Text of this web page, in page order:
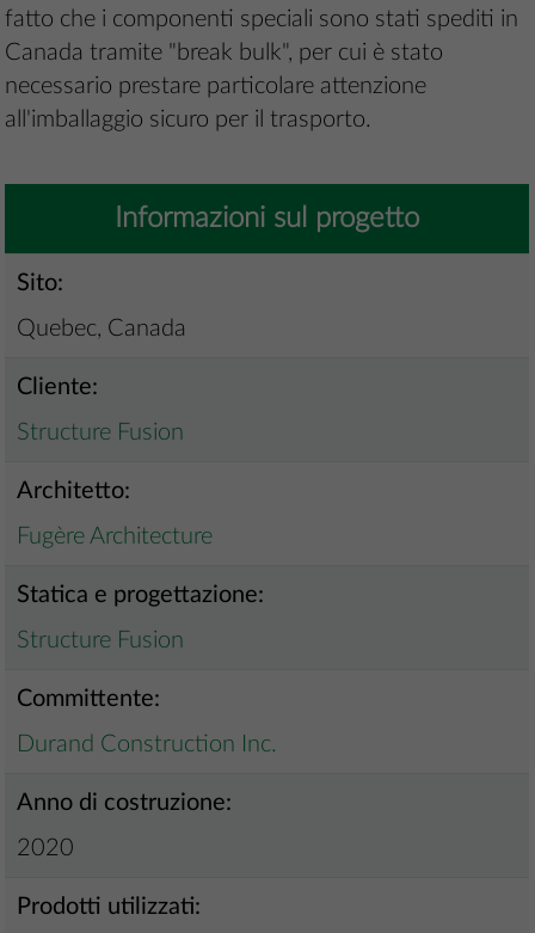
fatto che i componenti speciali sono stati spediti in
Canada tramite "break bulk", per cui è stato
necessario prestare particolare attenzione
all'imballaggio sicuro per il trasporto.
Informazioni sul progetto
Sito:
Quebec, Canada
Cliente:
Structure Fusion
Architetto:
Fugère Architecture
Statica e progettazione:
Structure Fusion
Committente:
Durand Construction Inc.
Anno di costruzione:
2020
Prodotti utilizzati: